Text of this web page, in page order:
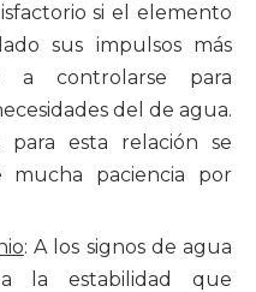
si el elemento
sus impulsos más
a controlarse para
del de agua.
para esta relación se
mucha paciencia por
: A los signos de agua
la estabilidad que